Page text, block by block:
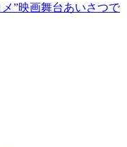
”映画舞台あいさつで